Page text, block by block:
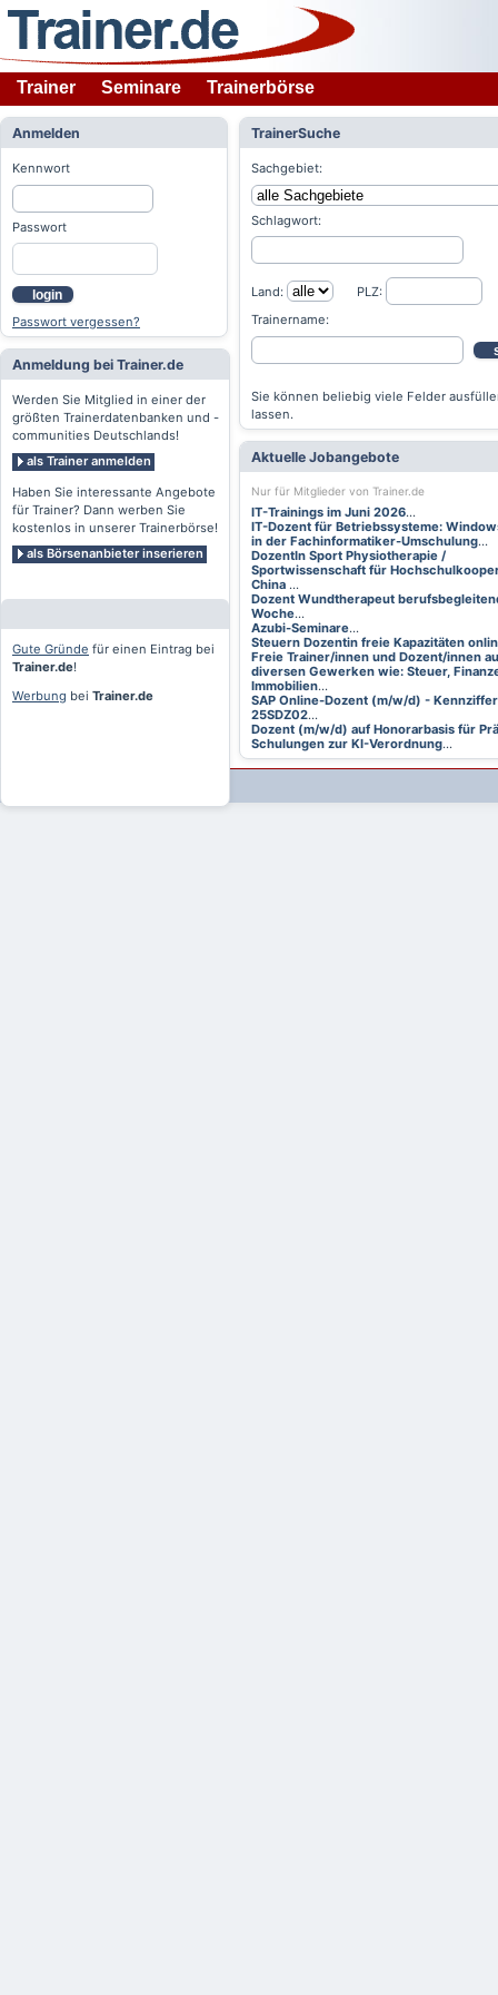
Trainer Seminare Trainerbörse
Anmelden
Kennwort
Passwort
login
Passwort vergessen?
Anmeldung bei Trainer.de
Werden Sie Mitglied in einer der
größten Trainerdatenbanken und -
communities Deutschlands!
als Trainer anmelden
Haben Sie interessante Angebote
für Trainer? Dann werben Sie
kostenlos in unserer Trainerbörse!
als Börsenanbieter inserieren
Gute Gründe für einen Eintrag bei
Trainer.de!
Werbung bei Trainer.de
TrainerSuche
Sachgebiet:
Schlagwort:
Land:
PLZ:
Trainername:
Sie können beliebig viele Felder
lassen.
Aktuelle Jobangebote
Nur für Mitglieder von Trainer.de
IT-Trainings im Juni 2026...
IT-Dozent für Betriebssysteme:
in der Fachinformatiker-Umschulung...
DozentIn Sport Physiotherapie /
Sportwissenschaft für
China ...
Dozent Wundtherapeut
Woche...
Azubi-Seminare...
Steuern Dozentin freie Kapazitäten
Freie Trainer/innen und Dozent/innen
diversen Gewerken wie: Steuer,
Immobilien...
SAP Online-Dozent (m/w/d) -
25SDZ02...
Dozent (m/w/d) auf Honorarbasis für
Schulungen zur KI-Verordnung...